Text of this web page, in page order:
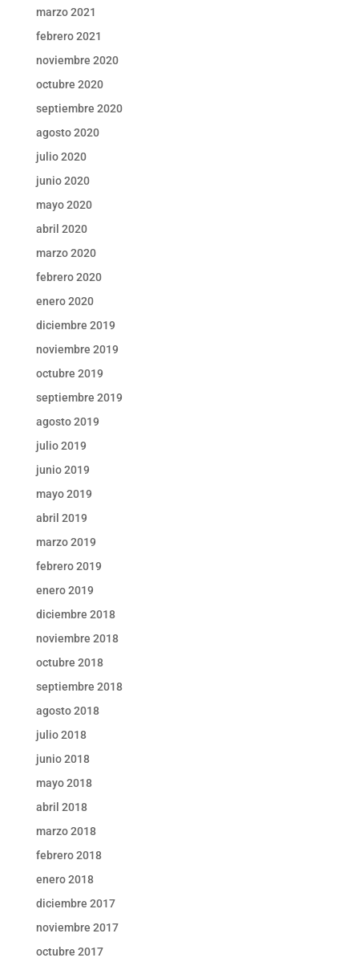
marzo 2021
febrero 2021
noviembre 2020
octubre 2020
septiembre 2020
agosto 2020
julio 2020
junio 2020
mayo 2020
abril 2020
marzo 2020
febrero 2020
enero 2020
diciembre 2019
noviembre 2019
octubre 2019
septiembre 2019
agosto 2019
julio 2019
junio 2019
mayo 2019
abril 2019
marzo 2019
febrero 2019
enero 2019
diciembre 2018
noviembre 2018
octubre 2018
septiembre 2018
agosto 2018
julio 2018
junio 2018
mayo 2018
abril 2018
marzo 2018
febrero 2018
enero 2018
diciembre 2017
noviembre 2017
octubre 2017